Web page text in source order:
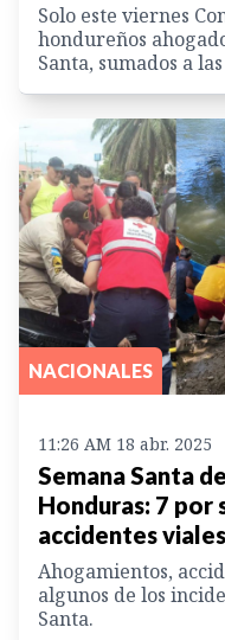
Solo este viernes
hondureños
Santa, sumados a
NACIONALES
11:26 AM 18 abr. 2025
Semana Santa
Honduras: 7 por
accidentes viales
Ahogamientos,
algunos de los
Santa.